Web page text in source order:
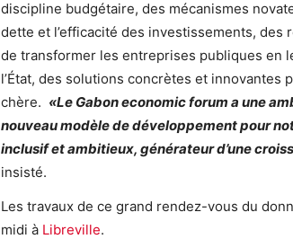
discipline budgétaire, des mécanismes
dette et l’efficacité des investissements,
de transformer les entreprises publiques en
l’État, des solutions concrètes et
chère. «Le Gabon economic forum a une
nouveau modèle de développement pour
inclusif et ambitieux, générateur d’une
insisté.
Les travaux de ce grand rendez-vous du
midi à Libreville.